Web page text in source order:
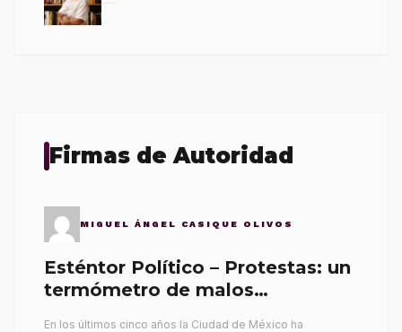
Firmas de Autoridad
MIGUEL ÁNGEL CASIQUE OLIVOS
Esténtor Político – Protestas: un
termómetro de malos
En los últimos cinco años la Ciudad de México ha